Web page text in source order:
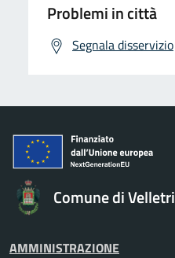
Problemi in città
Segnala disservizio
Comune di Velletri
AMMINISTRAZIONE